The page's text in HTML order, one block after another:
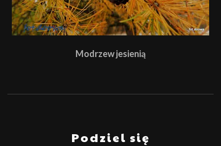
Modrzew jesienią
Podziel się